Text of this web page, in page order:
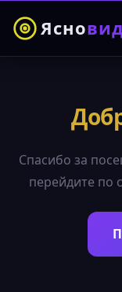
Ясно
Спасибо за
перейдите по